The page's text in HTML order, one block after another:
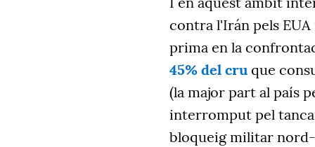
contra l'Irán pels
prima en la
45% del cru que
(la major part al país
interromput pel
bloqueig militar